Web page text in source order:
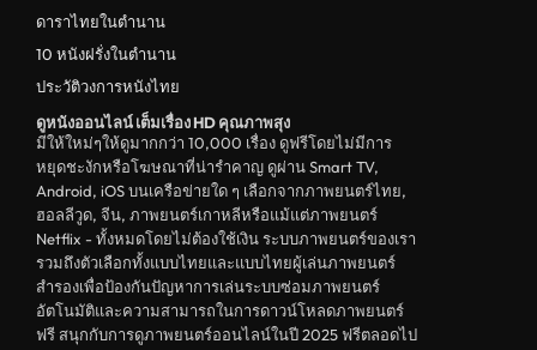
ดาราไทยในตำนาน
10 หนังฝรั่งในตำนาน
ประวัติวงการหนังไทย
ดูหนังออนไลน์ เต็มเรื่อง HD คุณภาพสุง
มีให้ใหม่ๆให้ดูมากกว่า 10,000 เรื่อง ดูฟรีโดยไม่มีการ
หยุดชะงักหรือโฆษณาที่น่ารำคาญ ดูผ่าน Smart TV,
Android, iOS บนเครือข่ายใด ๆ เลือกจากภาพยนตร์ไทย,
ฮอลลีวูด, จีน, ภาพยนตร์เกาหลีหรือแม้แต่ภาพยนตร์
Netflix - ทั้งหมดโดยไม่ต้องใช้เงิน ระบบภาพยนตร์ของเรา
รวมถึงตัวเลือกทั้งแบบไทยและแบบไทยผู้เล่นภาพยนตร์
สำรองเพื่อป้องกันปัญหาการเล่นระบบซ่อมภาพยนตร์
อัตโนมัติและความสามารถในการดาวน์โหลดภาพยนตร์
ฟรี สนุกกับการดูภาพยนตร์ออนไลน์ในปี 2025 ฟรีตลอดไป